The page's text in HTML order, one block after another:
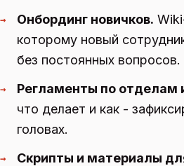
→ Онбординг новичков.
которому новый
без постоянных вопросов.
→ Регламенты по отделам
что делает и как -
головах.
→
Скрипты и материалы